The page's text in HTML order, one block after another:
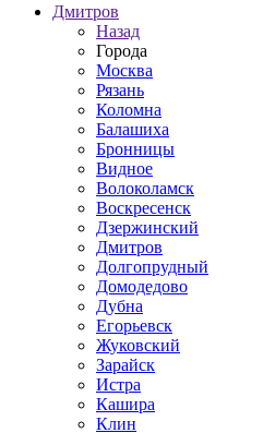
Дмитров
Назад
Города
Москва
Рязань
Коломна
Балашиха
Бронницы
Видное
Волоколамск
Воскресенск
Дзержинский
Дмитров
Долгопрудный
Домодедово
Дубна
Егорьевск
Жуковский
Зарайск
Истра
Кашира
Клин